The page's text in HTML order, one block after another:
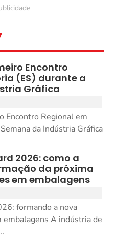
Encontro
(ES) durante a
Gráfica
Encontro Regional em
da Indústria Gráfica
2026: como a
da próxima
em embalagens
formando a nova
embalagens A indústria de